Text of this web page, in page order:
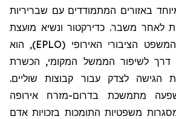
באזורים המתמודדים עם שבריריות
לאחר משבר. כדירקטור ונשיא מועצת
המנהלים של ארגון המשפט הציבורי האירופי (EPLO), הוא
דרך לשיפור הממשל המקומי, הכשרת
הגישה לצדק עבור קבוצות שוליים.
מתמשכת בדרום-מזרח אירופה
משפטיות התומכות בזכויות אדם